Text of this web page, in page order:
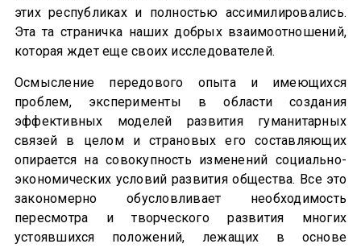
этих республиках и полностью ассимилировались.
Эта та страничка наших добрых взаимоотношений,
которая ждет еще своих исследователей.
Осмысление передового опыта и имеющихся
проблем, эксперименты в области создания
эффективных моделей развития гуманитарных
связей в целом и страновых его составляющих
опирается на совокупность изменений социально-
экономических условий развития общества. Все это
закономерно обусловливает необходимость
пересмотра и творческого развития многих
устоявшихся положений, лежащих в основе